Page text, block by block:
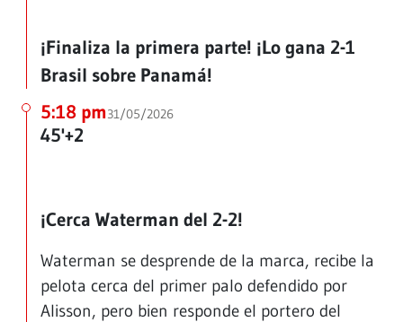
¡Finaliza la primera parte! ¡Lo gana 2-1
Brasil sobre Panamá!
5:18 pm31/05/2026
45'+2
¡Cerca Waterman del 2-2!
Waterman se desprende de la marca, recibe la
pelota cerca del primer palo defendido por
Alisson, pero bien responde el portero del